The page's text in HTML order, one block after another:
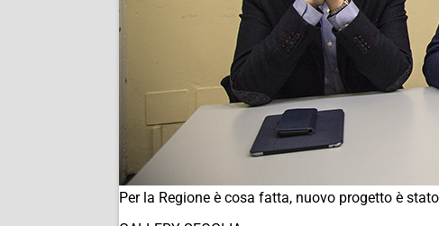
Per la Regione è cosa fatta, nuovo progetto è